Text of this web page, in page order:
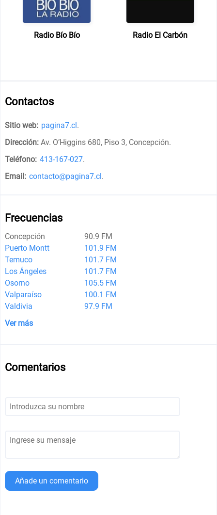
Radio Bío Bío Radio El Carbón
Contactos
Sitio web: pagina7.cl.
Dirección: Av. O’Higgins 680, Piso 3, Concepción.
Teléfono: 413-167-027.
Email: contacto@pagina7.cl.
Frecuencias
Concepción
90.9 FM
Puerto Montt
101.9 FM
Temuco
101.7 FM
Los Ángeles
101.7 FM
Osorno
105.5 FM
Valparaíso
100.1 FM
Valdivia
97.9 FM
Ver más
Comentarios
Añade un comentario